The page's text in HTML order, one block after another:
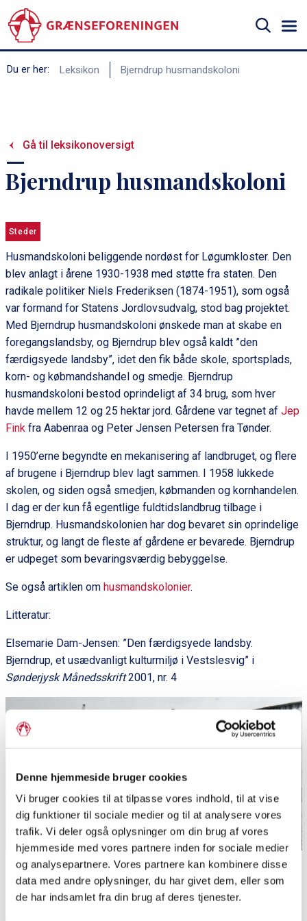
Denne hjemmeside bruger cookies
Vi bruger cookies til at tilpasse vores indhold, til at vise
dig funktioner til sociale medier og til at analysere vores
trafik. Vi deler også oplysninger om din brug af vores
hjemmeside med vores partnere inden for sociale medier
og analysepartnere. Vores partnere kan kombinere disse
data med andre oplysninger, du har givet dem, eller som
de har indsamlet fra din brug af deres tjenester.
til
hovedindhold
Søg
Du er her:
k
r
u
e
Leksikon Bjerndrup husmandskoloni
Gå til leksikonoversigt
Bjerndrup husmandskoloni
Steder
Husmandskoloni beliggende nordøst for Løgumkloster. Den
blev anlagt i årene 1930-1938 med støtte fra staten. Den
radikale politiker Niels Frederiksen (1874-1951), som også
var formand for Statens Jordlovsudvalg, stod bag projektet.
Med Bjerndrup husmandskoloni ønskede man at skabe en
foregangslandsby, og Bjerndrup blev også kaldt ”den
færdigsyede landsby”, idet den fik både skole, sportsplads,
korn- og købmandshandel og smedje. Bjerndrup
husmandskoloni bestod oprindeligt af 34 brug, som hver
havde mellem 12 og 25 hektar jord. Gårdene var tegnet af Jep
Finkfra Aabenraa og Peter Jensen Petersen fra Tønder.
I 1950’erne begyndte en mekanisering af landbruget, og flere
af brugene i Bjerndrup blev lagt sammen. I 1958 lukkede
skolen, og siden også smedjen, købmanden og kornhandelen.
I dag er der kun få egentlige fuldtidslandbrug tilbage i
Bjerndrup. Husmandskolonien har dog bevaret sin oprindelige
struktur, og langt de fleste af gårdene er bevarede. Bjerndrup
er udpeget som bevaringsværdig bebyggelse.
Se også artiklen om husmandskolonier.
Litteratur:
Elsemarie Dam-Jensen: ”Den færdigsyede landsby.
Bjerndrup, et usædvanligt kulturmiljø i Vestslesvig” i
Sønderjysk Månedsskrift2001, nr. 4
Byggeriet af husmandskolonien er i fuld gang; i forgrunden
ses et hønsehus til midlertidig beboelse. Foto fra 1934.
Lokalhistorisk Arkiv for Løgumkloster Kommune